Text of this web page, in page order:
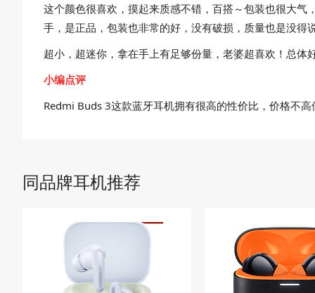
这个颜色很喜欢，摸起来质感不错，百搭～包装也很大
手，是正品，包装也非常的好，没有破损，质量也是没得
超小，超迷你，拿在手上有足够份量，老婆超喜欢！总
小编点评
Redmi Buds 3这款蓝牙耳机拥有很高的性价比，价格不
同品牌耳机推荐